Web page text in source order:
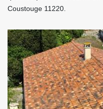
Coustouge 11220.